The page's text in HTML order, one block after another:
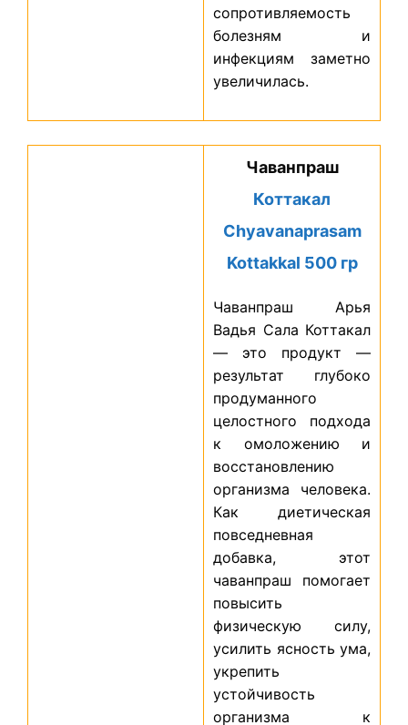
сопротивляемость
болезням и
инфекциям заметно
увеличилась.
Чаванпраш
Коттакал
Chyavanaprasam
Kottakkal 500 гр
Чаванпраш Арья
Вадья Сала Коттакал
— это продукт —
результат глубоко
продуманного
целостного подхода
к омоложению и
восстановлению
организма человека.
Как диетическая
повседневная
добавка, этот
чаванпраш помогает
повысить
физическую силу,
усилить ясность ума,
укрепить
устойчивость
организма к